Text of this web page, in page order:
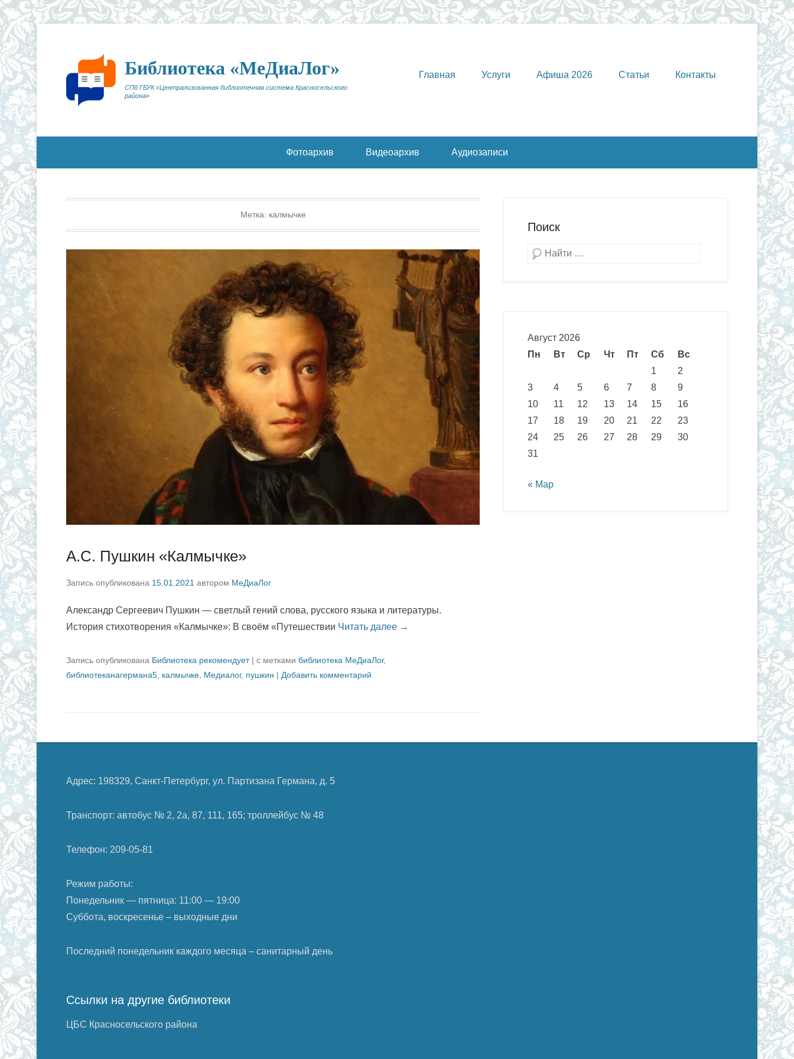
Библиотека «МеДиаЛог»
СПб ГБУК «Централизованная библиотечная система Красносельского
района»
Главная Услуги Афиша 2026 Статьи Контакты
Фотоархив Видеоархив Аудиозаписи
Метка: калмычке
А.С. Пушкин «Калмычке»
Запись опубликована 15.01.2021 автором МеДиаЛог
Александр Сергеевич Пушкин — светлый гений слова, русского языка и литературы.
История стихотворения «Калмычке»: В своём «Путешествии Читать далее →
Запись опубликована Библиотека рекомендует| с метками библиотека МеДиаЛог,
библиотеканагермана5 калмычке Медиалог, пушкин | Добавить комментарий
Поиск
Поиск
Август 2026
Пн
Вт Ср Чт Пт Сб
Вс
1
2
3
4 5 6 7 8
9
10
11 12 13 14 15
16
17
18 19 20 21 22
23
24
25 26 27 28 29
30
31
« Мар
Адрес: 198329, Санкт-Петербург, ул. Партизана Германа, д. 5
Транспорт: автобус № 2, 2а, 87, 111, 165; троллейбус № 48
Телефон: 209-05-81
Режим работы:
Понедельник — пятница: 11:00 — 19:00
Суббота, воскресенье – выходные дни
Последний понедельник каждого месяца – санитарный день
Ссылки на другие библиотеки
ЦБС Красносельского района